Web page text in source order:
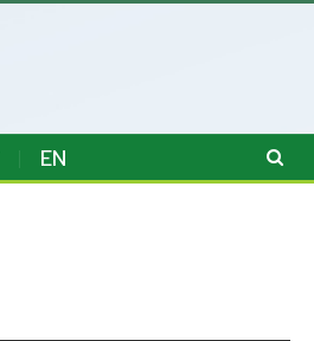
EN